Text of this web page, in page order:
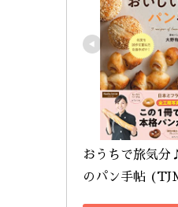
おうちで旅気
のパン手帖